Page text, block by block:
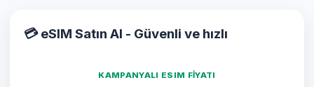
💳 eSIM Satın Al - Güvenli ve hızlı
KAMPANYALI ESIM FIYATI